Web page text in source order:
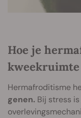
Hoe je
Hermafroditisme
genen. Bij stress